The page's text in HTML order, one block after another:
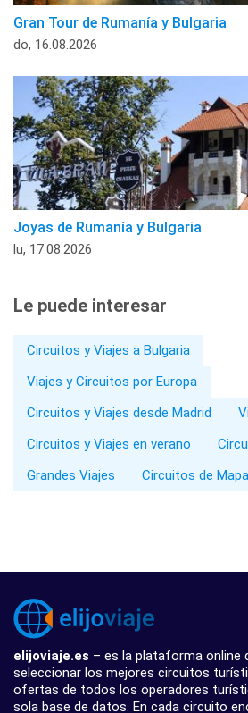
Gran Tour de Rumanía y Bulgaria
do, 16.08.2026
Joyas de Rumanía y Bulgaria
lu, 17.08.2026
Le puede interesar
Circuitos y Viajes a Bulgaria
Viajes y Circuitos por Europa
Circuitos y Viajes desde Madrid
Circuitos y Viajes en verano
Grandes Viajes
Circuitos de
elijoviaje.es – es la plataforma online
seleccionar los mejores circuitos
ofertas de todos los operadores
sola base de datos. En cada circuito